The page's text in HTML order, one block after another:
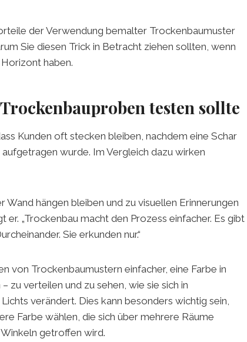
der Verwendung bemalter Trockenbaumuster
Sie diesen Trick in Betracht ziehen sollten, wenn
haben.
testen sollte
Kunden oft stecken bleiben, nachdem eine Schar
wurde. Im Vergleich dazu wirken
hängen bleiben und zu visuellen Erinnerungen
er. „Trockenbau macht den Prozess einfacher. Es gibt
Sie erkunden nur.“
von Trockenbaumustern einfacher, eine Farbe in
zu verteilen und zu sehen, wie sie sich in
verändert. Dies kann besonders wichtig sein,
Farbe wählen, die sich über mehrere Räume
getroffen wird.